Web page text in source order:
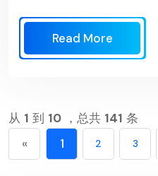
Read More
从 1 到 10 ，总共 141 条
« 1 2 3